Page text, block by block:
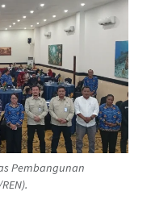
Pembangunan